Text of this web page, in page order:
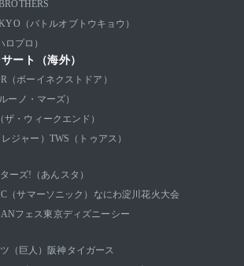
（バトルオブトウキョウ）
ロプロ）
ート（海外）
（ボーイネクストドア）
ーノ・マーズ）
ザ・ウィークエンド）
ジャー） TWS（トゥアス）
ーズ!（あんスタ）
（サマーソニック） なにわ淀川花火大会
フェス東京ディズニーシー
（巨人）
阪神タイガース